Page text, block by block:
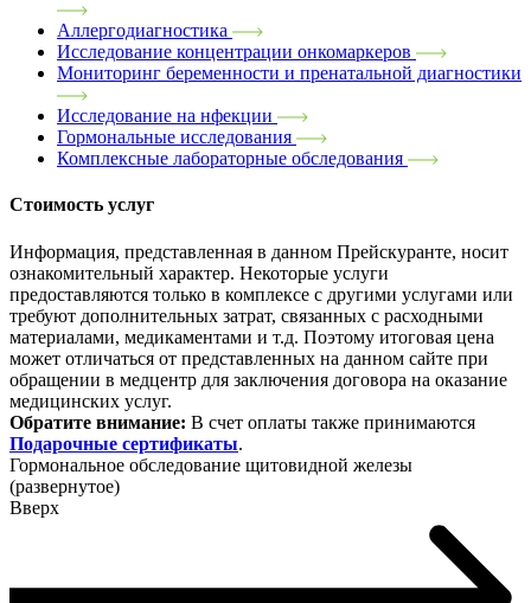
Аллергодиагностика
Исследование концентрации онкомаркеров
Мониторинг беременности и пренатальной диагностики
Исследование на нфекции
Гормональные исследования
Комплексные лабораторные обследования
Стоимость услуг
Информация, представленная в данном Прейскуранте, носит
ознакомительный характер. Некоторые услуги
предоставляются только в комплексе с другими услугами или
требуют дополнительных затрат, связанных с расходными
материалами, медикаментами и т.д. Поэтому итоговая цена
может отличаться от представленных на данном сайте при
обращении в медцентр для заключения договора на оказание
медицинских услуг.
Обратите внимание: В счет оплаты также принимаются
Подарочные сертификаты.
Гормональное обследование щитовидной железы
(развернутое)
Вверх